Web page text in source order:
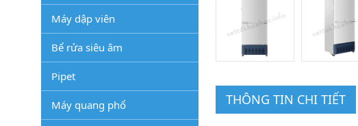
THÔNG TIN CHI TIẾT
Máy dập viên
Bể rửa siêu âm
Pipet
Máy quang phổ